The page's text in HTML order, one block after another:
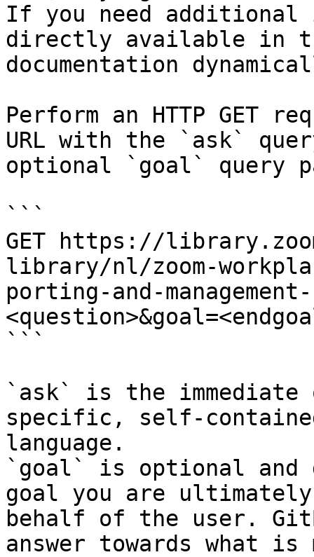
If you need
directly available in
documentation
Perform an HTTP GET
URL with the `ask`
optional `goal` query
```
GET https://
library/nl/zoom-
porting-and-
```
`ask` is the
specific, self-
language.
`goal` is optional and
goal you are
behalf of the user.
answer towards what